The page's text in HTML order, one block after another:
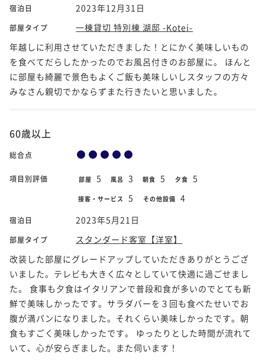
宿泊日 2023年12月31日
部屋タイプ
一棟貸切 特別棟 湖邸 -Kotei-
年越しに利用させていただきました！とにかく美味しいもの
を食べてだらしたかったのでお風呂付きのお部屋に。 ほんと
に部屋も綺麗で景色もよくご飯も美味しいしスタッフの方々
みなさん親切でかならずまた行きたいと思いました。
60歳以上
総合点
項目別評価 部屋 5 風呂 3 朝食 5 夕食 5
接客・サービス 5 その他設備 4
宿泊日 2023年5月21日
部屋タイプ
スタンダード客室【洋室】
改装した部屋にグレードアップしていただきありがとうござ
いました。テレビも大きく広々としていて快適に過ごせまし
た。 食事も夕食はイタリアンで普段和食が多いのでとても新
鮮で美味しかったです。サラダバーを３回も食べたせいでお
腹が満パンになりました。それくらい美味しかったです。朝
食もすごく美味しかったです。 ゆったりとした時間が流れて
いて、心が安らぎました。また伺います！